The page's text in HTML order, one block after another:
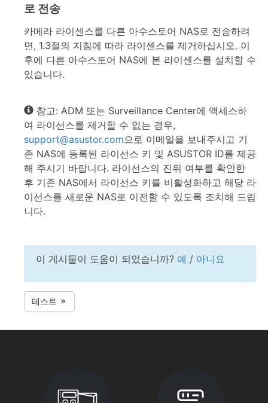
로 전송
카메라 라이센스를 다른 아수스토어 NAS로 전송하려
면, 1.3절의 지침에 따라 라이센스를 제거하십시오. 이
후에 다른 아수스토어 NAS에 본 라이센스를 설치할 수
있습니다.
참고: ADM 또는 Surveillance Center에 액세스하
여 라이선스를 제거할 수 없는 경우,
support@asustor.com으로 이메일을 보내주시고 기
존 NAS에 등록된 라이선스 키 및 ASUSTOR ID를 제공
해 주시기 바랍니다. 라이선스의 진위 여부를 확인한
후 기존 NAS에서 라이선스 키를 비활성화하고 해당 라
이선스를 새로운 NAS로 이전할 수 있도록 조치해 드립
니다.
이 게시물이 도움이 되었습니까? 예 / 아니요
테스트